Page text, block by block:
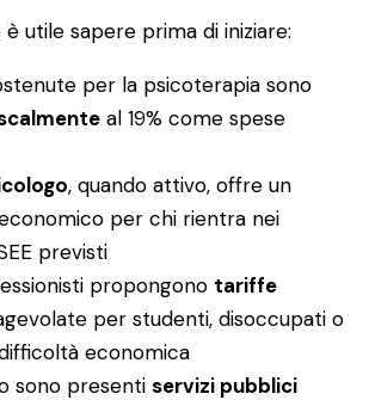
utile sapere prima di iniziare:
per la psicoterapia sono
al 19% come spese
, quando attivo, offre un
per chi rientra nei
previsti
propongono tariffe
per studenti, disoccupati o
economica
sono presenti servizi pubblici